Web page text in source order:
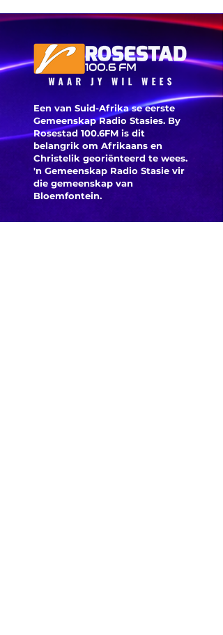
dele van die
VS verwag
Een van Suid-Afrika se eerste
Gemeenskap Radio Stasies. By
Rosestad 100.6FM is dit
belangrik om Afrikaans en
Christelik georiënteerd te wees.
'n Gemeenskap Radio Stasie vir
die gemeenskap van
Bloemfontein.